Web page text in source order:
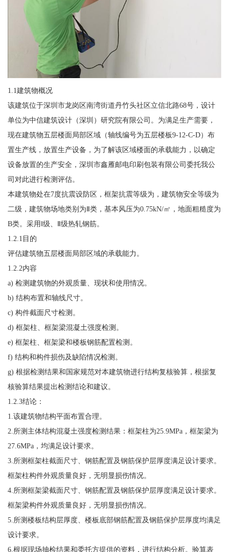
1.1建筑物概况
该建筑位于深圳市龙岗区南湾街道丹竹头社区立信北路68号，设计
单位为中信建筑设计（深圳）研究院有限公司。为满足生产需要，
现在建筑物五层楼面局部区域（轴线编号为五层楼板9-12-C-D）布
置生产线，放置生产设备，为了解该区域楼面的承载能力，以确定
设备放置的生产安全，深圳市鑫雁邮电印刷包装有限公司委托我公
司对此进行检测评估。
本建筑物处在7度抗震设防区，框架抗震等级为，建筑物安全等级为
二级，建筑物场地类别为Ⅱ类，基本风压为0.75kN/㎡，地面粗糙度为
B类。采用Ⅰ级、Ⅱ级热轧钢筋。
1.2.1目的
评估建筑物五层楼面局部区域的承载能力。
1.2.2内容
a) 检测建筑物的外观质量、现状和使用情况。
b) 结构布置和轴线尺寸。
c) 构件截面尺寸检测。
d) 框架柱、框架梁混凝土强度检测。
e) 框架柱、框架梁和楼板钢筋配置检测。
f) 结构和构件损伤及缺陷情况检测。
g) 根据检测结果和国家规范对本建筑物进行结构复核验算，根据复
核验算结果提出检测结论和建议。
1.2.3结论：
1.该建筑物结构平面布置合理。
2.所测主体结构混凝土强度检测结果：框架柱为25.9MPa，框架梁为
27.6MPa，均满足设计要求。
3.所测框架柱截面尺寸、钢筋配置及钢筋保护层厚度满足设计要求。
框架柱构件外观质量良好，无明显损伤情况。
4.所测框架梁截面尺寸、钢筋配置及钢筋保护层厚度满足设计要求。
框架梁构件外观质量良好，无明显损伤情况。
5.所测楼板结构层厚度、楼板底部钢筋配置及钢筋保护层厚度均满足
设计要求。
6.根据现场抽检结果和委托方提供的资料，进行结构分析。验算表